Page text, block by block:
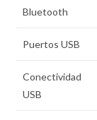
Bluetooth
Puertos USB
Conectividad
USB